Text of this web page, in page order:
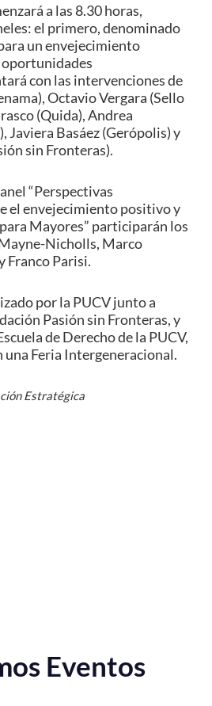
a las 8.30 horas,
el primero, denominado
un envejecimiento
con las intervenciones de
Octavio Vergara (Sello
(Quida), Andrea
Javiera Basáez (Gerópolis) y
sin Fronteras).
“Perspectivas
el envejecimiento positivo y
Mayores” participarán los
Nicholls, Marco
Franco Parisi.
por la PUCV junto a
Pasión sin Fronteras, y
de Derecho de la PUCV,
una Feria Intergeneracional.
Estratégica
Eventos